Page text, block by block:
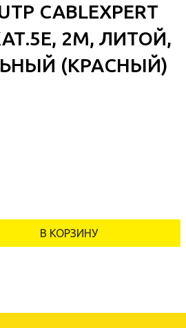
CABLEXPERT
2М, ЛИТОЙ,
(КРАСНЫЙ)
В КОРЗИНУ